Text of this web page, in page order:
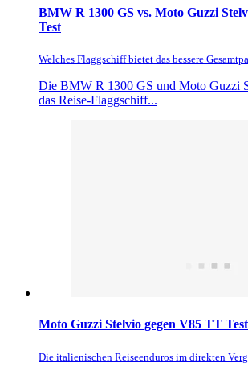
BMW R 1300 GS vs. Moto Guzzi
Test
Welches Flaggschiff bietet das bessere
Die BMW R 1300 GS und Moto Guzzi
das Reise-Flaggschiff...
Moto Guzzi Stelvio gegen V85 TT
Die italienischen Reiseenduros im direkten